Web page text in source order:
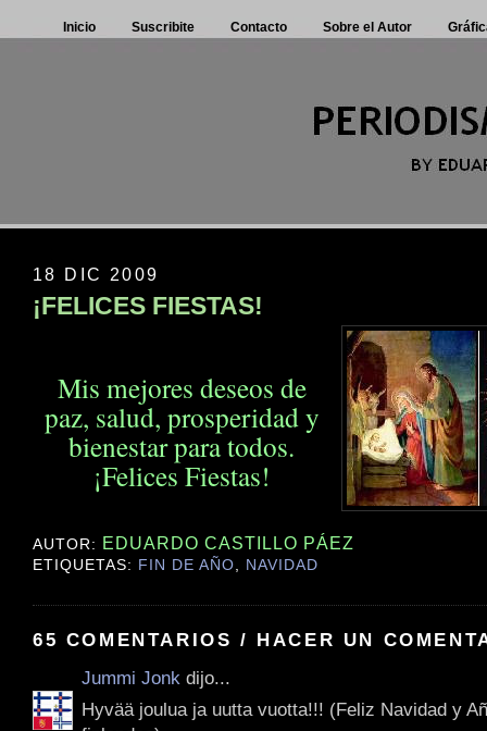
Inicio Suscribite Contacto Sobre el Autor
18 DIC 2009
¡FELICES FIESTAS!
Mis mejores deseos de
paz, salud, prosperidady
bienestar para todos.
¡Felices Fiestas!
AUTOR: EDUARDO CASTILLO PÁEZ
ETIQUETAS: FIN DE AÑO, NAVIDAD
65 COMENTARIOS / HACER UN
Jummi Jonk dijo...
Hyvää joulua ja uutta vuotta!!! (Feliz Navidad y